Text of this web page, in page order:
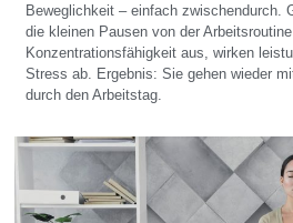
Beweglichkeit – einfach zwischendurch.
die kleinen Pausen von der
Konzentrationsfähigkeit aus, wirken
Stress ab. Ergebnis: Sie gehen wieder
durch den Arbeitstag.